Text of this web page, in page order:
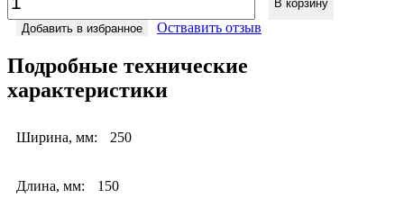
В корзину
Добавить в избранное
Оствавить отзыв
Подробные технические
характеристики
Ширина, мм: 250
Длина, мм: 150